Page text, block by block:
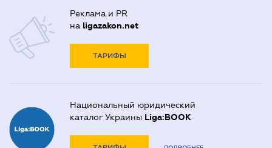
Реклама и PR
на ligazakon.net
ТАРИФЫ
Национальный юридический
каталог Украины Liga:BOOK